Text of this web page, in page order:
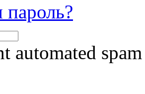
пароль?
automated